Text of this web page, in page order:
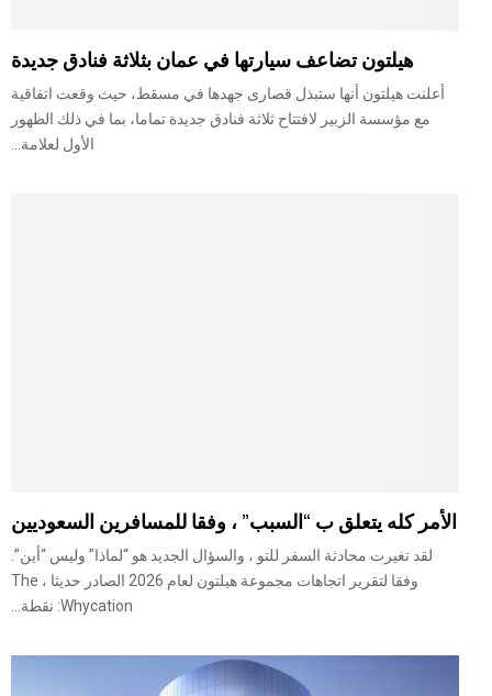
هيلتون تضاعف سيارتها في عمان بثلاثة فنادق جديدة
أعلنت هيلتون أنها ستبذل قصارى جهدها في مسقط، حيث وقعت اتفاقية
مع مؤسسة الزبير لافتتاح ثلاثة فنادق جديدة تماما، بما في ذلك الظهور
الأول لعلامة...
الأمر كله يتعلق ب “السبب” ، وفقا للمسافرين السعوديين
لقد تغيرت محادثة السفر للتو ، والسؤال الجديد هو “لماذا” وليس “أين”.
وفقا لتقرير اتجاهات مجموعة هيلتون لعام 2026 الصادر حديثا ، The
Whycation: نقطة...